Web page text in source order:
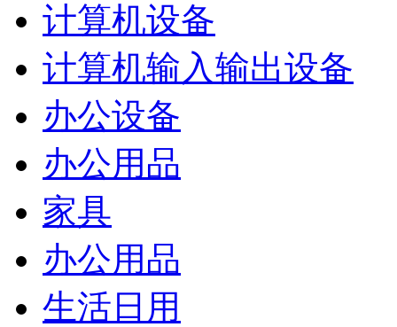
计算机设备
计算机输入输出设备
办公设备
办公用品
家具
办公用品
生活日用